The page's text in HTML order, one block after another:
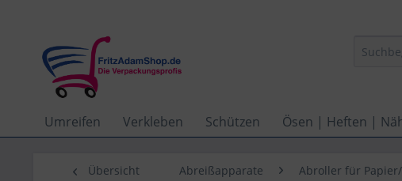
Umreifen Verkleben Schützen Ösen | Heften |
Übersicht Abreißapparate Abroller für